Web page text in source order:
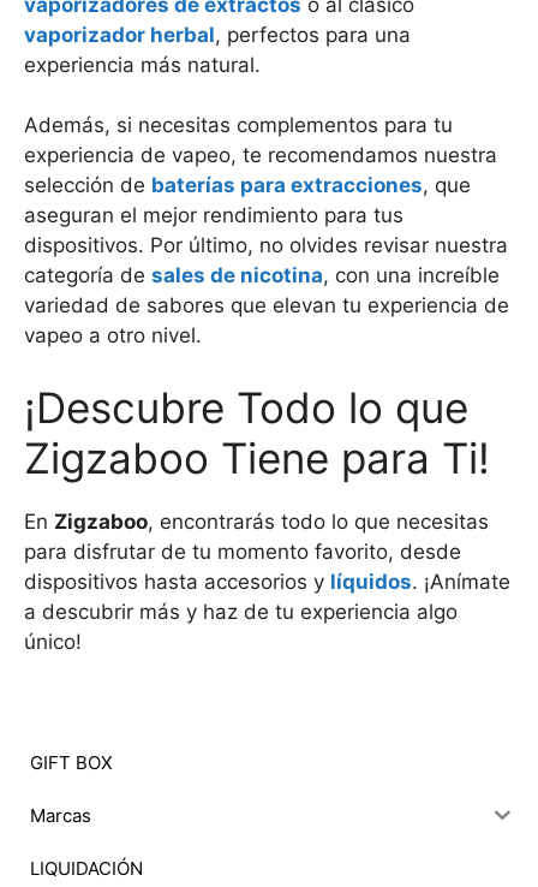
GIFT BOX
Marcas
LIQUIDACIÓN
vaporizador herbal, perfectos para una
experiencia más natural.
Además, si necesitas complementos para tu
experiencia de vapeo, te recomendamos nuestra
selección de baterías para extracciones, que
aseguran el mejor rendimiento para tus
dispositivos. Por último, no olvides revisar nuestra
categoría de sales de nicotina, con una increíble
variedad de sabores que elevan tu experiencia de
vapeo a otro nivel.
¡Descubre Todo lo que
Zigzaboo Tiene para Ti!
En Zigzaboo, encontrarás todo lo que necesitas
para disfrutar de tu momento favorito, desde
dispositivos hasta accesorios y líquidos. ¡Anímate
a descubrir más y haz de tu experiencia algo
único!